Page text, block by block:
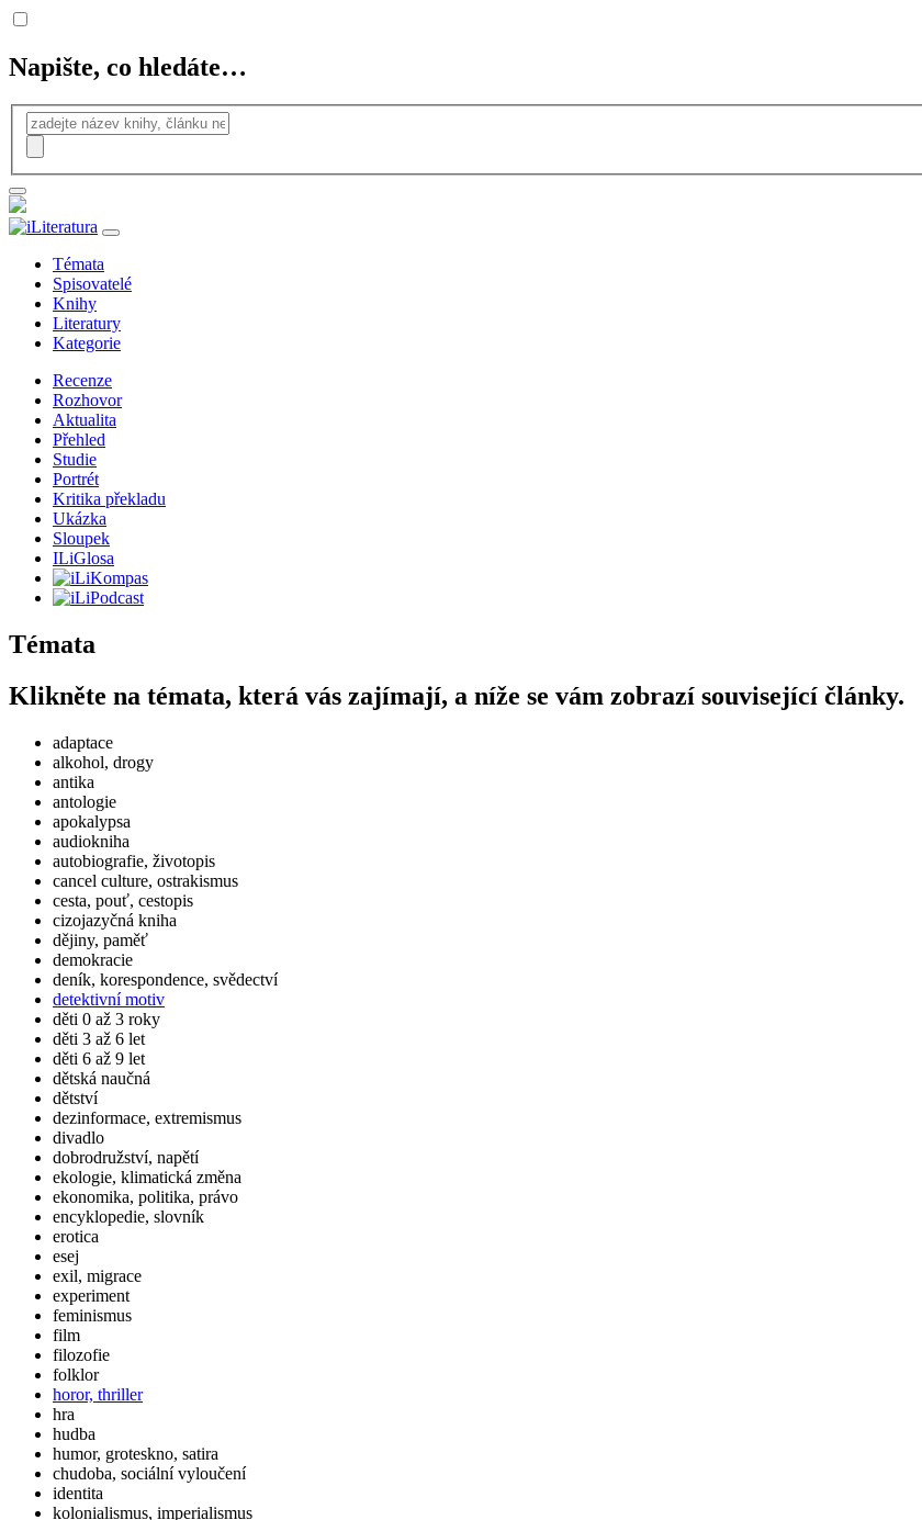
Napište, co hledáte…
Témata
Spisovatelé
Knihy
Literatury
Kategorie
Recenze
Rozhovor
Aktualita
Přehled
Studie
Portrét
Kritika překladu
Ukázka
Sloupek
ILiGlosa
Témata
Klikněte na témata, která vás zajímají, a níže se vám zobrazí související články.
adaptace
alkohol, drogy
antika
antologie
apokalypsa
audiokniha
autobiografie, životopis
cancel culture, ostrakismus
cesta, pouť, cestopis
cizojazyčná kniha
dějiny, paměť
demokracie
deník, korespondence, svědectví
detektivní motiv
děti 0 až 3 roky
děti 3 až 6 let
děti 6 až 9 let
dětská naučná
dětství
dezinformace, extremismus
divadlo
dobrodružství, napětí
ekologie, klimatická změna
ekonomika, politika, právo
encyklopedie, slovník
erotica
esej
exil, migrace
experiment
feminismus
film
filozofie
folklor
horor, thriller
hra
hudba
humor, groteskno, satira
chudoba, sociální vyloučení
identita
kolonialismus, imperialismus